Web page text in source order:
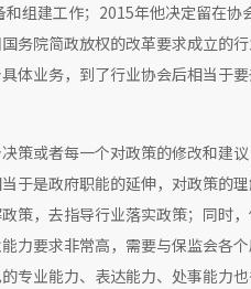
组建工作；2015年他决定留在
务院简政放权的改革要求成立的
体业务，到了行业协会后相当于
策或者每一个对政策的修改和建
于是政府职能的延伸，对政策的
策，去指导行业落实政策；同时
力要求非常高，需要与保监会各
业能力、表达能力、处事能力也